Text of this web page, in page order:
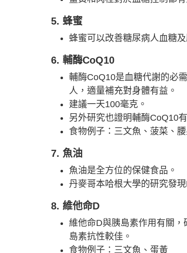
5. 蜂蜜
蜂蜜可以改善糖尿病人血糖
6. 輔酶CoQ10
輔酶CoQ10是血糖代謝的必
人，適量補充對身體有益。
建議一天100毫克。
另外研究也證明輔酶CoQ10
食物例子：三文魚、菠菜、
7. 魚油
魚油是全方位的保健食品。
丹麥哥本哈根大學的研究發
8. 維他命D
維他命D與胰島素作用有關
島素抗性較佳。
食物例子：三文魚、蛋黃